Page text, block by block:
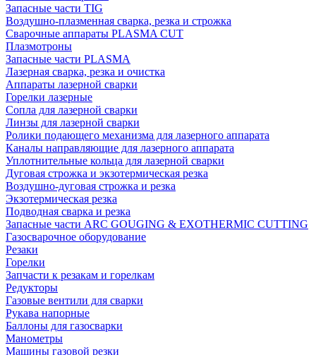
Запасные части TIG
Воздушно-плазменная сварка, резка и строжка
Сварочные аппараты PLASMA CUT
Плазмотроны
Запасные части PLASMA
Лазерная сварка, резка и очистка
Аппараты лазерной сварки
Горелки лазерные
Сопла для лазерной сварки
Линзы для лазерной сварки
Ролики подающего механизма для лазерного аппарата
Каналы направляющие для лазерного аппарата
Уплотнительные кольца для лазерной сварки
Дуговая строжка и экзотермическая резка
Воздушно-дуговая строжка и резка
Экзотермическая резка
Подводная сварка и резка
Запасные части ARC GOUGING & EXOTHERMIC CUTTING
Газосварочное оборудование
Резаки
Горелки
Запчасти к резакам и горелкам
Редукторы
Газовые вентили для сварки
Рукава напорные
Баллоны для газосварки
Манометры
Машины газовой резки